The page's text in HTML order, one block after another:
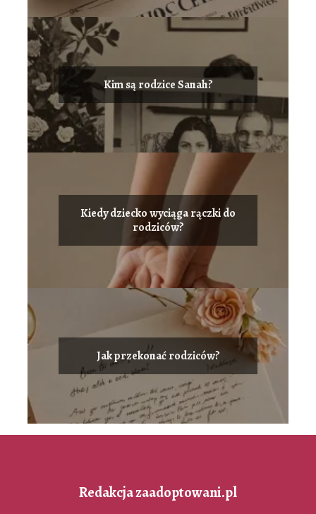
Kim są rodzice Sanah?
Kiedy dziecko wyciąga rączki do
rodziców?
Jak przekonać rodziców?
Redakcja zaadoptowani.pl